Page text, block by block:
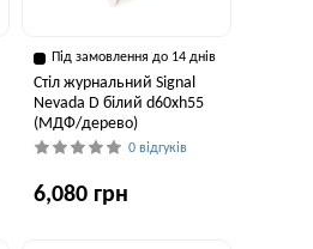
Під замовлення до 14 днів
Стіл журнальний Signal
Nevada D білий d60хh55
(МДФ/дерево)
0 відгуків
6,080 грн